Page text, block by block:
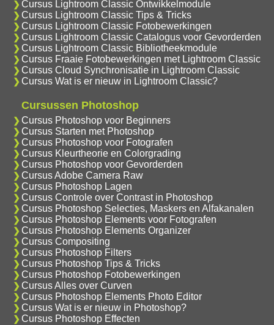
Cursus Lightroom Classic Ontwikkelmodule
Cursus Lightroom Classic Tips & Tricks
Cursus Lightroom Classic Fotobewerkingen
Cursus Lightroom Classic Catalogus voor Gevorderden
Cursus Lightroom Classic Bibliotheekmodule
Cursus Fraaie Fotobewerkingen met Lightroom Classic
Cursus Cloud Synchronisatie in Lightroom Classic
Cursus Wat is er nieuw in Lightroom Classic?
Cursussen Photoshop
Cursus Photoshop voor Beginners
Cursus Starten met Photoshop
Cursus Photoshop voor Fotografen
Cursus Kleurtheorie en Colorgrading
Cursus Photoshop voor Gevorderden
Cursus Adobe Camera Raw
Cursus Photoshop Lagen
Cursus Controle over Contrast in Photoshop
Cursus Photoshop Selecties, Maskers en Alfakanalen
Cursus Photoshop Elements voor Fotografen
Cursus Photoshop Elements Organizer
Cursus Compositing
Cursus Photoshop Filters
Cursus Photoshop Tips & Tricks
Cursus Photoshop Fotobewerkingen
Cursus Alles over Curven
Cursus Photoshop Elements Photo Editor
Cursus Wat is er nieuw in Photoshop?
Cursus Photoshop Effecten